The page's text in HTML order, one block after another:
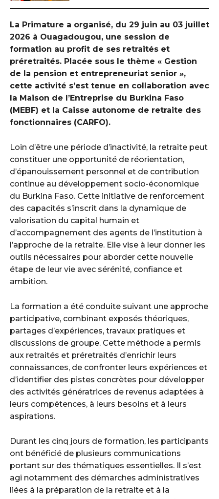
La Primature a organisé, du 29 juin au 03 juillet
2026 à Ouagadougou, une session de
formation au profit de ses retraités et
préretraités. Placée sous le thème « Gestion
de la pension et entrepreneuriat senior »,
cette activité s’est tenue en collaboration avec
la Maison de l’Entreprise du Burkina Faso
(MEBF) et la Caisse autonome de retraite des
fonctionnaires (CARFO).
Loin d’être une période d’inactivité, la retraite peut
constituer une opportunité de réorientation,
d’épanouissement personnel et de contribution
continue au développement socio-économique
du Burkina Faso. Cette initiative de renforcement
des capacités s’inscrit dans la dynamique de
valorisation du capital humain et
d’accompagnement des agents de l’institution à
l’approche de la retraite. Elle vise à leur donner les
outils nécessaires pour aborder cette nouvelle
étape de leur vie avec sérénité, confiance et
ambition.
La formation a été conduite suivant une approche
participative, combinant exposés théoriques,
partages d’expériences, travaux pratiques et
discussions de groupe. Cette méthode a permis
aux retraités et préretraités d’enrichir leurs
connaissances, de confronter leurs expériences et
d’identifier des pistes concrètes pour développer
des activités génératrices de revenus adaptées à
leurs compétences, à leurs besoins et à leurs
aspirations.
Durant les cinq jours de formation, les participants
ont bénéficié de plusieurs communications
portant sur des thématiques essentielles. Il s’est
agi notamment des démarches administratives
liées à la préparation de la retraite et à la